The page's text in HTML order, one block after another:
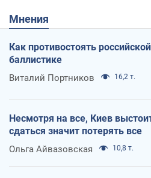
Мнения
Как противостоять российской
баллистике
Виталий Портников 16,2 т.
Несмотря на все, Киев
сдаться значит потерять все
Ольга Айвазовская 10,8 т.